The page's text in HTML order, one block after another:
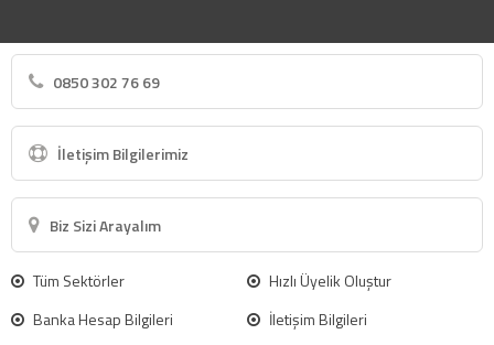
0850 302 76 69
İletişim Bilgilerimiz
Biz Sizi Arayalım
Tüm Sektörler
Hızlı Üyelik Oluştur
Banka Hesap Bilgileri
İletişim Bilgileri